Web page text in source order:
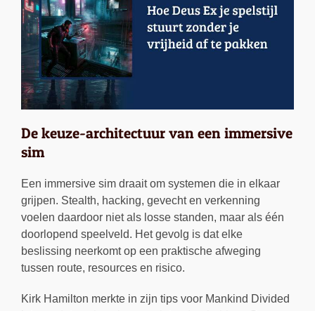
De keuze-architectuur van een immersive
sim
Een immersive sim draait om systemen die in elkaar
grijpen. Stealth, hacking, gevecht en verkenning
voelen daardoor niet als losse standen, maar als één
doorlopend speelveld. Het gevolg is dat elke
beslissing neerkomt op een praktische afweging
tussen route, resources en risico.
Kirk Hamilton merkte in zijn tips voor Mankind Divided